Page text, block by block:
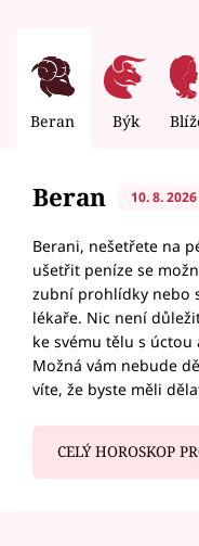
Beran Býk
Beran 10. 8. 2026
Berani, nešetřete na
ušetřit peníze se
zubní prohlídky nebo
lékaře. Nic není
ke svému tělu s
Možná vám nebude
víte, že byste měli
CELÝ HOROSKOP